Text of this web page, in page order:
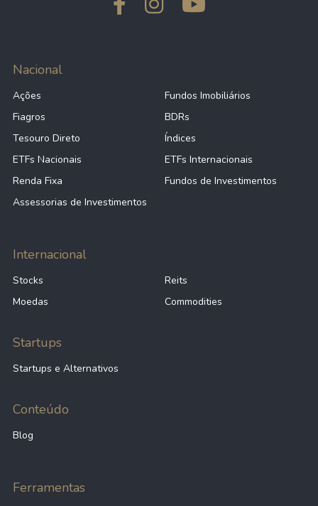
Nacional
Ações
Fundos Imobiliários
Fiagros
BDRs
Tesouro Direto
Índices
ETFs Nacionais
ETFs Internacionais
Renda Fixa
Fundos de Investimentos
Assessorias de Investimentos
Internacional
Stocks
Reits
Moedas
Commodities
Startups
Startups e Alternativos
Conteúdo
Blog
Ferramentas